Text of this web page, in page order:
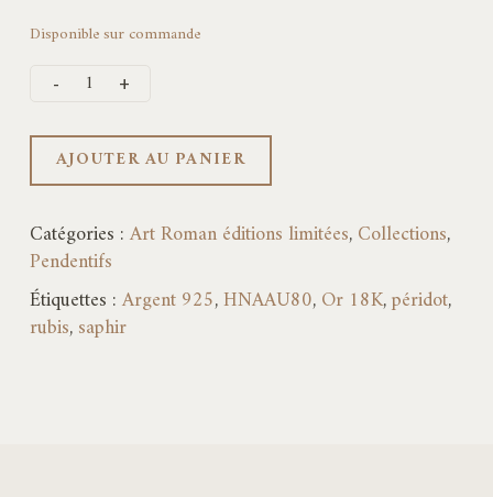
Disponible sur commande
AJOUTER AU PANIER
Catégories :Art Roman éditions limitées,Collections,
Pendentifs
Étiquettes :Argent 925,HNAAU80,Or 18K,péridot,
rubis,saphir